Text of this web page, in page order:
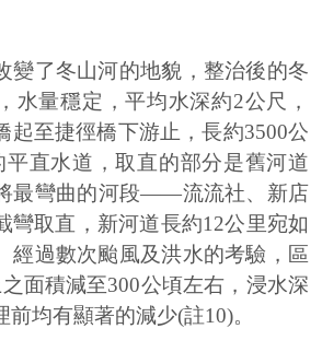
變了冬山河的地貌，整治後的冬
水量穩定，平均水深約2公尺，
起至捷徑橋下游止，長約3500公
平直水道，取直的部分是舊河道
最彎曲的河段——流流社、新店
彎取直，新河道長約12公里宛如
經過數次颱風及洪水的考驗，區
面積減至300公頃左右，浸水深
均有顯著的減少(註10)。